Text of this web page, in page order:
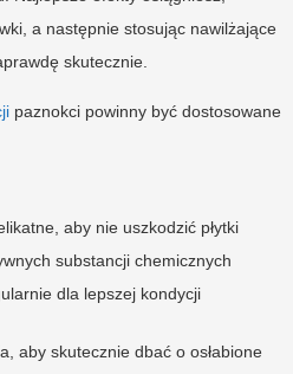
a następnie stosując nawilżające
skutecznie.
paznokci powinny być dostosowane
aby nie uszkodzić płytki
substancji chemicznych
dla lepszej kondycji
aby skutecznie dbać o osłabione